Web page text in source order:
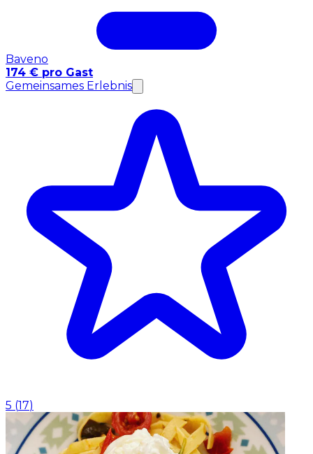
Baveno
174 € pro Gast
Gemeinsames Erlebnis
5 (17)